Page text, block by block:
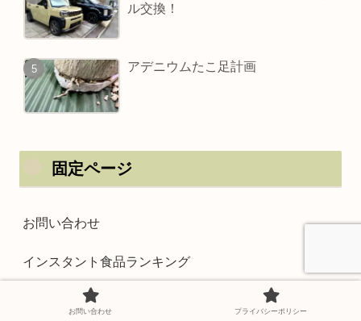
ル交換！
アデニウムたこ足計画
固定ページ
お問い合わせ
インスタント食品ランキング
サイトマップ
お問い合わせ プライバシーポリシー